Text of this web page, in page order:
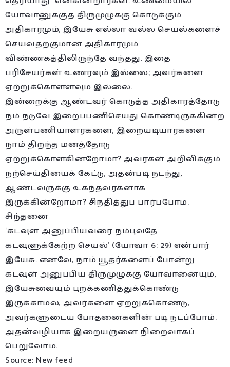
யோவானுக்குத் திருமுழுக்கு கொடுக்கும்
அதிகாரமும், இயேசு எல்லா வல்ல செயல்களைச்
செய்வதற்குமான அதிகாரமும்
விண்ணகத்திலிருந்தே வந்தது. இதை
பரிசேயர்கள் உணரவும் இல்லை; அவர்களை
ஏற்றுக்கொள்ளவும் இல்லை.
இன்றைக்கு ஆண்டவர் கொடுத்த அதிகாரத்தோடு
நம் நடுவே இறைப்பணிசெய்து கொண்டிருக்கின்ற
அருள்பணியாளர்களை, இறையடியார்களை
நாம் திறந்த மனத்தோடு
ஏற்றுக்கொள்கின்றோமா? அவர்கள் அறிவிக்கும்
நற்செய்தியைக் கேட்டு, அதன்படி நடந்து,
ஆண்டவருக்கு உகந்தவர்களாக
இருக்கின்றோமா? சிந்தித்துப் பார்ப்போம்.
சிந்தனை
‘கடவுள் அனுப்பியவரை நம்புவதே
கடவுளுக்கேற்ற செயல்’ (யோவா 6: 29) என்பார்
இயேசு. எனவே, நாம் யூதர்களைப் போன்று
கடவுள் அனுப்பிய திருமுழுக்கு யோவானையும்,
இயேசுவையும் புறக்கணித்துக்கொண்டு
இருக்காமல், அவர்களை ஏற்றுக்கொண்டு,
அவர்களுடைய போதனைகளின் படி நடப்போம்.
அதன்வழியாக இறையருளை நிறைவாகப்
பெறுவோம்.
Source: New feed